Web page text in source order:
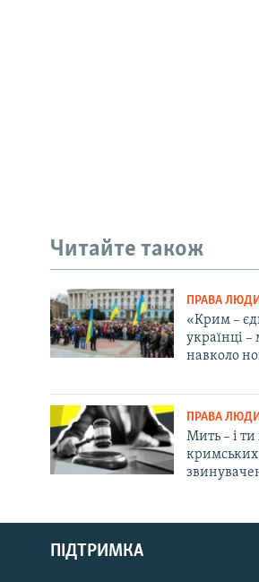
Русский
Qırımtatar
Читайте також
ПРАВА
«Крим –
українці –
навколо
ПРАВА
Мить – і
кримських
ПІДТРИМКА